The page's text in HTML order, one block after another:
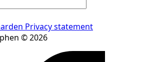
Privacy statement
© 2026